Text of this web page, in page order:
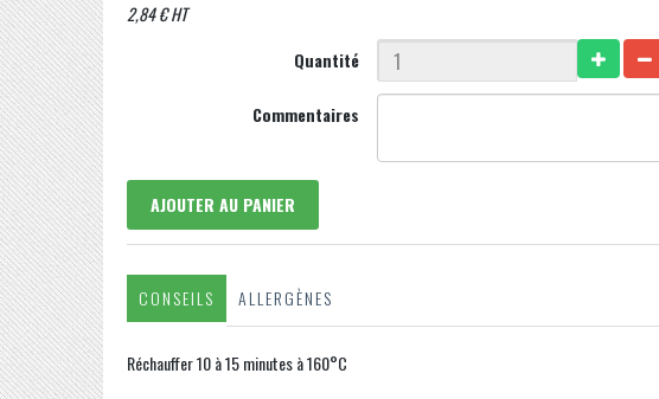
2,84 € HT
Quantité
Commentaires
AJOUTER AU PANIER
CONSEILS ALLERGÈNES
Réchauffer 10 à 15 minutes à 160°C